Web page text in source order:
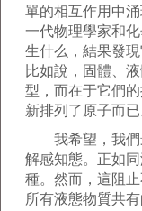
單的相互作用中
一代物理學家和
生什么，結果發
比如說，固體、
型，而在于它們
新排列了原子而已
我希望，我們
解感知態。正如
種。然而，這阻
所有液態物質共